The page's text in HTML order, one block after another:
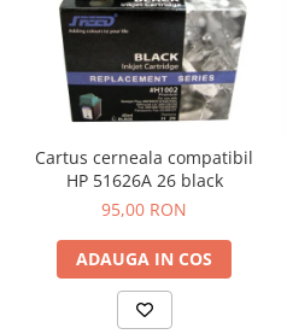
Cartus cerneala compatibil
HP 51626A 26 black
95,00 RON
ADAUGA IN COS